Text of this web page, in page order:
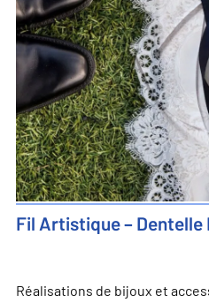
Fil Artistique –
Réalisations de bijoux et